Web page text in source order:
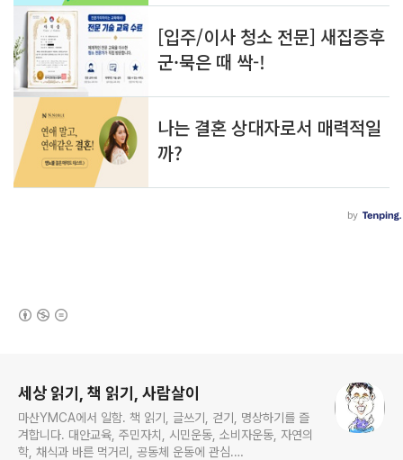
세상 읽기, 책 읽기, 사람살이
마산YMCA에서 일함. 책 읽기, 글쓰기, 걷기, 명상하기를 즐
겨합니다. 대안교육, 주민자치, 시민운동, 소비자운동, 자연의
학, 채식과 바른 먹거리, 공동체 운동에 관심.